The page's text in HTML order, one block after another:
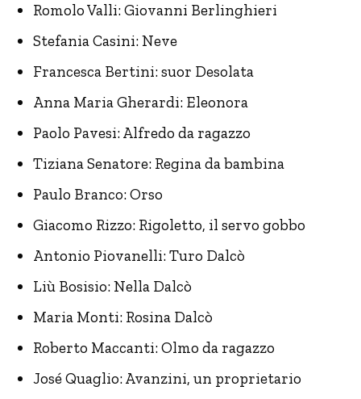
Romolo Valli: Giovanni Berlinghieri
Stefania Casini: Neve
Francesca Bertini: suor Desolata
Anna Maria Gherardi: Eleonora
Paolo Pavesi: Alfredo da ragazzo
Tiziana Senatore: Regina da bambina
Paulo Branco: Orso
Giacomo Rizzo: Rigoletto, il servo gobbo
Antonio Piovanelli: Turo Dalcò
Liù Bosisio: Nella Dalcò
Maria Monti: Rosina Dalcò
Roberto Maccanti: Olmo da ragazzo
José Quaglio: Avanzini, un proprietario